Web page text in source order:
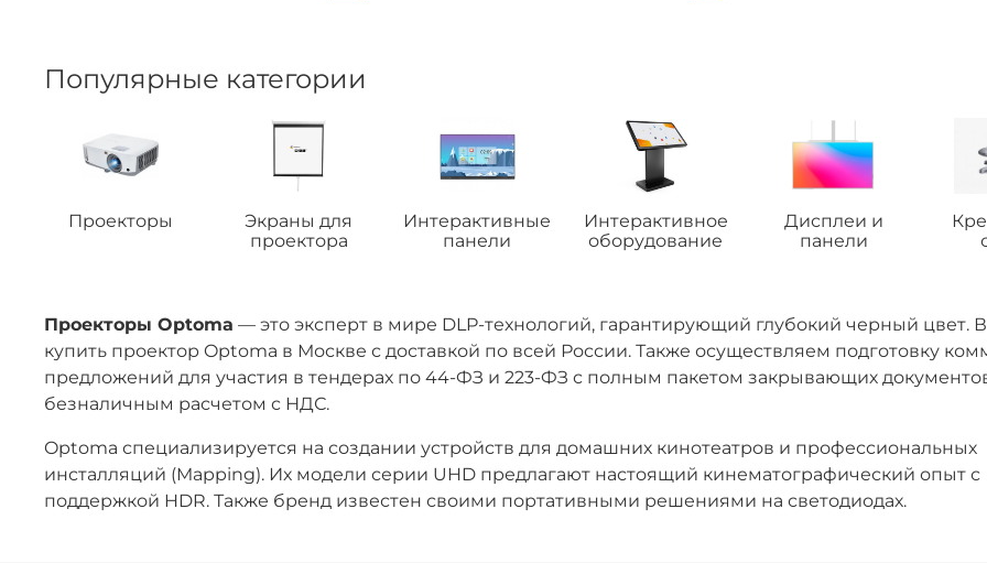
Популярные категории
Проекторы
Экраны для
проектора
Интерактивные
панели
Интерактивное
оборудование
Дисплеи и
панели
Проекторы Optoma — это эксперт в мире DLP-технологий, гарантирующий глубокий черный цвет.
купить проектор Optoma в Москве с доставкой по всей России. Также осуществляем подготовку
предложений для участия в тендерах по 44-ФЗ и 223-ФЗ с полным пакетом закрывающих
безналичным расчетом с НДС.
Optoma специализируется на создании устройств для домашних кинотеатров и профессиональных
инсталляций (Mapping). Их модели серии UHD предлагают настоящий кинематографический опыт с
поддержкой HDR. Также бренд известен своими портативными решениями на светодиодах.